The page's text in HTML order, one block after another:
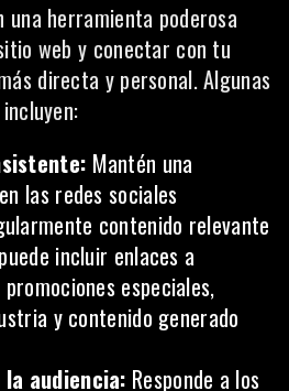
una herramienta poderosa
web y conectar con tu
directa y personal. Algunas
Mantén una
las redes sociales
contenido relevante
incluir enlaces a
especiales,
y contenido generado
audiencia: Responde a los